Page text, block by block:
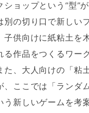
ショップという“型”
別の切り口で新しい
子供向けに紙粘土を
る作品をつくるワー
た、大人向けの「粘
、ここでは「ランダ
う新しいゲームを考